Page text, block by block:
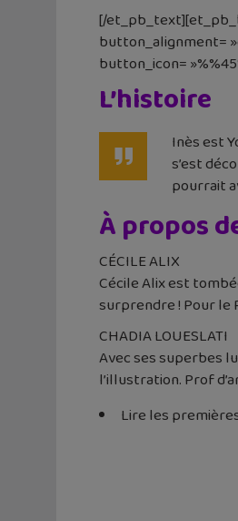
[/
button_alignment=
button_icon=
L’histoire
Inès est
s’est
pourrait
À propos
CÉCILE ALIX
Cécile Alix est
surprendre ! Pour le
CHADIA LOUESLATI
Avec ses superbes
l’illustration. Prof
Lire les